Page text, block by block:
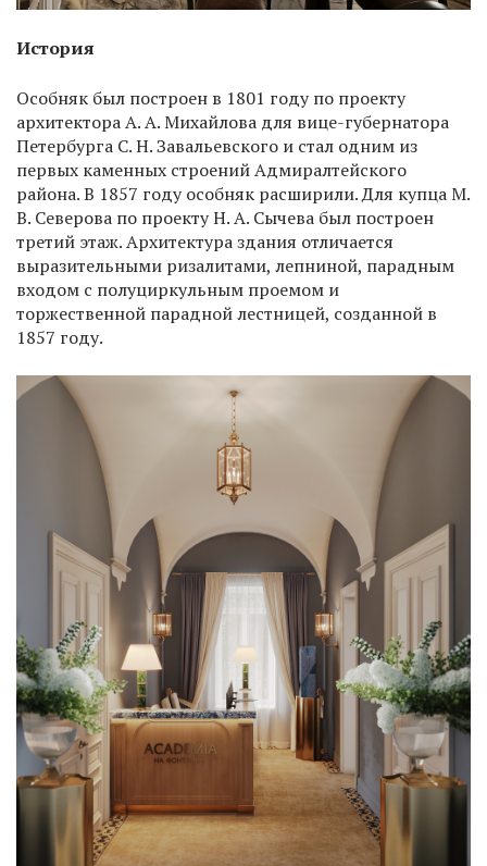
История
Особняк был построен в 1801 году по проекту
архитектора А. А. Михайлова для вице-губернатора
Петербурга С. Н. Завальевского и стал одним из
первых каменных строений Адмиралтейского
района. В 1857 году особняк расширили. Для купца М.
В. Северова по проекту Н. А. Сычева был построен
третий этаж. Архитектура здания отличается
выразительными ризалитами, лепниной, парадным
входом с полуциркульным проемом и
торжественной парадной лестницей, созданной в
1857 году.